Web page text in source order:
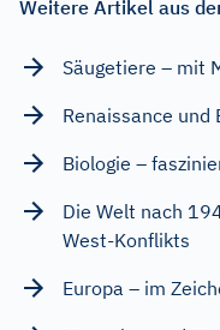
Weitere Artikel aus
Säugetiere – mit
Renaissance und
Biologie –
Die Welt nach
West-Konflikts
Europa – im